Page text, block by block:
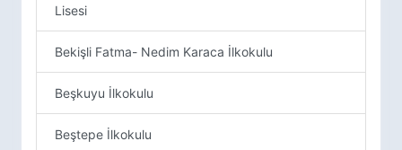
Lisesi
Bekişli Fatma- Nedim Karaca İlkokulu
Beşkuyu İlkokulu
Beştepe İlkokulu